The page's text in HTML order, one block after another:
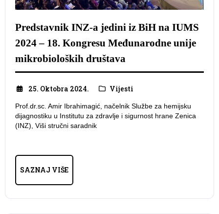
Predstavnik INZ-a jedini iz BiH na IUMS
2024 – 18. Kongresu Međunarodne unije
mikrobioloških društava
25. Oktobra 2024. Vijesti
Prof.dr.sc. Amir Ibrahimagić, načelnik Službe za hemijsku
dijagnostiku u Institutu za zdravlje i sigurnost hrane Zenica
(INZ), Viši stručni saradnik
SAZNAJ VIŠE